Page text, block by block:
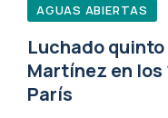
AGUAS ABIERTAS
Luchado
Martínez en los
París